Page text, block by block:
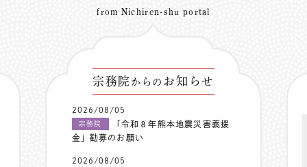
from Nichiren-shu portal
宗務院 からの お知らせ
2026/08/05
宗務院
「令和８年熊本地震災害義援
金」勧募のお願い
2026/08/05